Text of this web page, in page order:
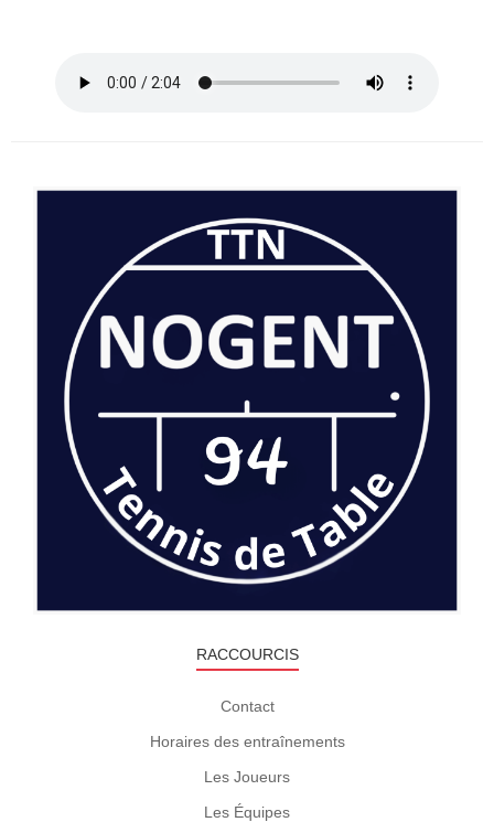
RACCOURCIS
Contact
Horaires des entraînements
Les Joueurs
Les Équipes